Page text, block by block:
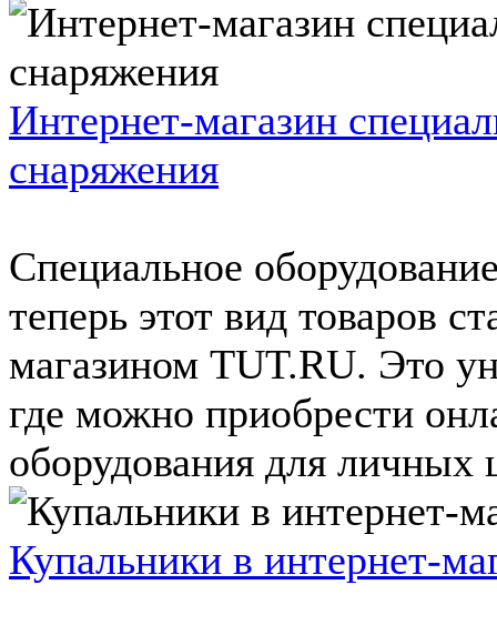
Интернет-магазин
снаряжения
Специальное
теперь этот вид товаров
магазином TUT.RU. Это
где можно приобрести
оборудования для личных
Купальники в интернет-